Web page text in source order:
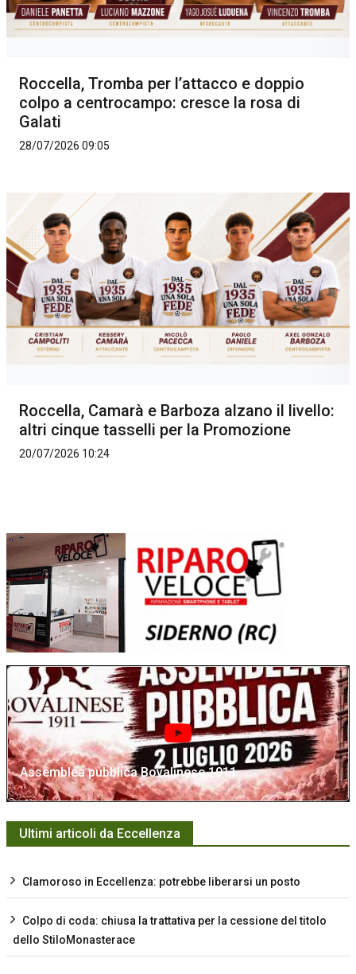
Roccella, Tromba per l’attacco e doppio
colpo a centrocampo: cresce la rosa di
Galati
28/07/2026 09:05
Roccella, Camarà e Barboza alzano il livello:
altri cinque tasselli per la Promozione
20/07/2026 10:24
Assemblea pubblica Bovalinese 1911
Ultimi articoli da Eccellenza
Clamoroso in Eccellenza: potrebbe liberarsi un posto
Colpo di coda: chiusa la trattativa per la cessione del titolo
dello StiloMonasterace